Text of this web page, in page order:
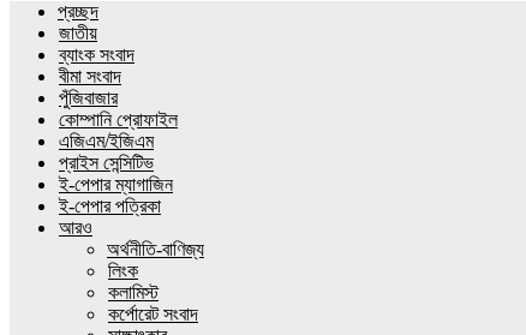
প্রচ্ছদ
জাতীয়
ব্যাংক সংবাদ
বীমা সংবাদ
পুঁজিবাজার
কোম্পানি প্রোফাইল
এজিএম/ইজিএম
প্রাইস সেন্সিটিভ
ই-পেপার ম্যাগাজিন
ই-পেপার পত্রিকা
আরও
অর্থনীতি-বাণিজ্য
লিংক
কলামিস্ট
কর্পোরেট সংবাদ